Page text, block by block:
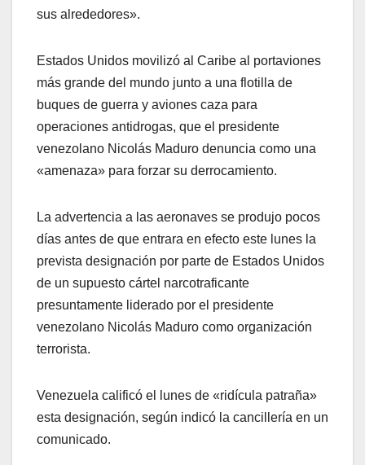
sus alrededores».
Estados Unidos movilizó al Caribe al portaviones
más grande del mundo junto a una flotilla de
buques de guerra y aviones caza para
operaciones antidrogas, que el presidente
venezolano Nicolás Maduro denuncia como una
«amenaza» para forzar su derrocamiento.
La advertencia a las aeronaves se produjo pocos
días antes de que entrara en efecto este lunes la
prevista designación por parte de Estados Unidos
de un supuesto cártel narcotraficante
presuntamente liderado por el presidente
venezolano Nicolás Maduro como organización
terrorista.
Venezuela calificó el lunes de «ridícula patraña»
esta designación, según indicó la cancillería en un
comunicado.